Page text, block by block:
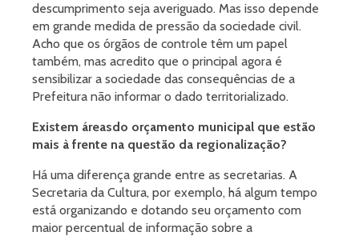
descumprimento seja averiguado. Mas isso depende
em grande medida de pressão da sociedade civil.
Acho que os órgãos de controle têm um papel
também, mas acredito que o principal agora é
sensibilizar a sociedade das consequências de a
Prefeitura não informar o dado territorializado.
Existem áreasdo orçamento municipal que estão
mais à frente na questão da regionalização?
Há uma diferença grande entre as secretarias. A
Secretaria da Cultura, por exemplo, há algum tempo
está organizando e dotando seu orçamento com
maior percentual de informação sobre a